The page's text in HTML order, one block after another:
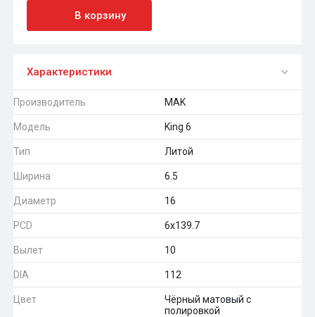
В корзину
Характеристики
Производитель MAK
Модель King 6
Тип Литой
Ширина 6.5
Диаметр 16
PCD 6x139.7
Вылет 10
DIA 112
Цвет
Чёрный матовый с
полировкой